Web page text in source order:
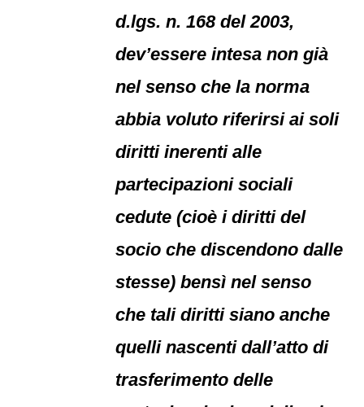
d.lgs. n. 168 del 2003,
dev’essere intesa non già
nel senso che la norma
abbia voluto riferirsi ai soli
diritti inerenti alle
partecipazioni sociali
cedute (cioè i diritti del
socio che discendono dalle
stesse) bensì nel senso
che tali diritti siano anche
quelli nascenti dall’atto di
trasferimento delle